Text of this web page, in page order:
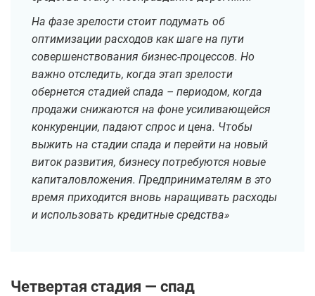
На фазе зрелости стоит подумать об
оптимизации расходов как шаге на пути
совершенствования бизнес-процессов. Но
важно отследить, когда этап зрелости
обернется стадией спада – периодом, когда
продажи снижаются на фоне усиливающейся
конкуренции, падают спрос и цена. Чтобы
выжить на стадии спада и перейти на новый
виток развития, бизнесу потребуются новые
капиталовложения. Предпринимателям в это
время приходится вновь наращивать расходы
и использовать кредитные средства»
Четвертая стадия — спад